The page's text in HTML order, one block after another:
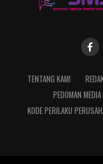
TENTANG KAMI
PEDOMAN
KODE PERILAKU